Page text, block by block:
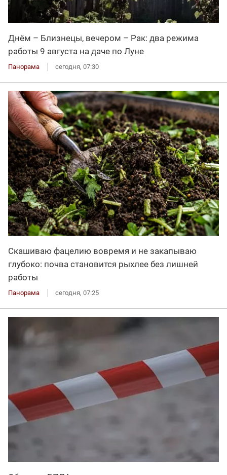
Днём – Близнецы, вечером – Рак: два режима
работы 9 августа на даче по Луне
Панорама сегодня, 07:30
Скашиваю фацелию вовремя и не закапываю
глубоко: почва становится рыхлее без лишней
работы
Панорама сегодня, 07:25